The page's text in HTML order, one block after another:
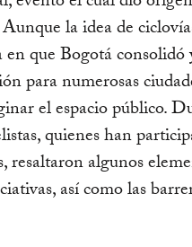
la idea de
que Bogotá
para numerosas
el espacio público.
quienes han
resaltaron algunos
así como las